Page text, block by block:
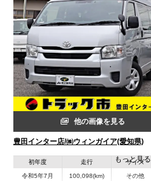
他の画像を見る
豊田インター店/㈱ウィンガイア(愛知県)
初年度
令和5年7月
走行
100,098(km)
サイズ
その他
もっと見る